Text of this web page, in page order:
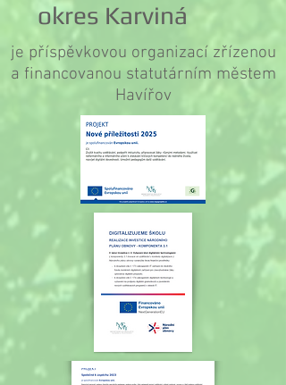
okres Karviná
je příspěvkovou organizací zřízenou
a financovanou statutárním městem
Havířov